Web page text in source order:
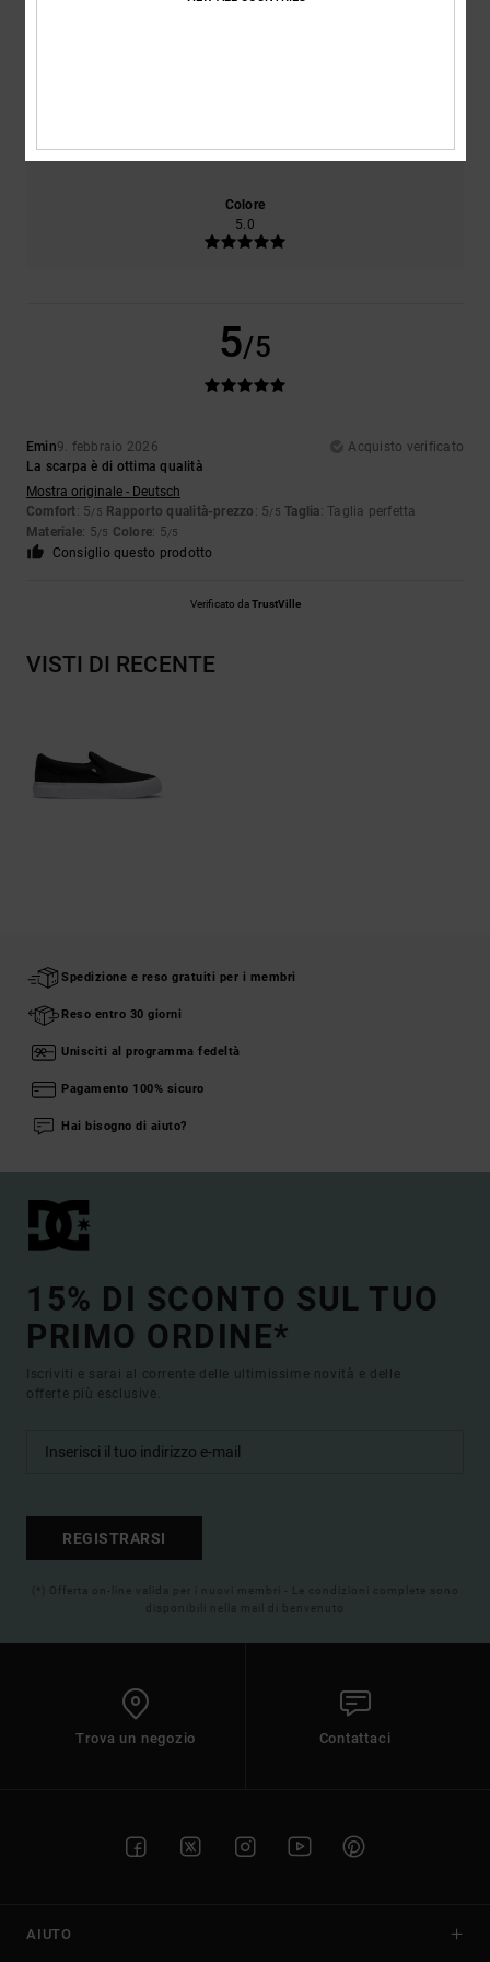
Colore
5.0
5/5
Emin9. febbraio 2026
Acquisto verificato
La scarpa è di ottima qualità
Mostra originale - Deutsch
Comfort: 5/5 Rapporto qualità-prezzo : 5/5 Taglia: Taglia perfetta
Materiale: 5/5 Colore: 5/5
Consiglio questo prodotto
Verificato daTrustVille
VISTI DI RECENTE
Spedizione e reso gratuiti per i membri
Reso entro 30 giorni
Unisciti al programma fedeltà
Pagamento 100% sicuro
Hai bisogno di aiuto?
15% DI SCONTO SUL TUO
PRIMO ORDINE*
Iscriviti e sarai al corrente delle ultimissime novità e delle
offerte più esclusive.
REGISTRARSI
(*) Offerta on-line valida per i nuovi membri - Le condizioni complete sono
disponibili nella mail di benvenuto
Trova un negozio Contattaci
AIUTO